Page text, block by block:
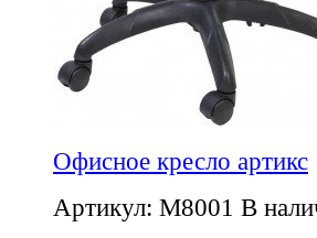
Офисное кресло артикс
Артикул: M8001 В